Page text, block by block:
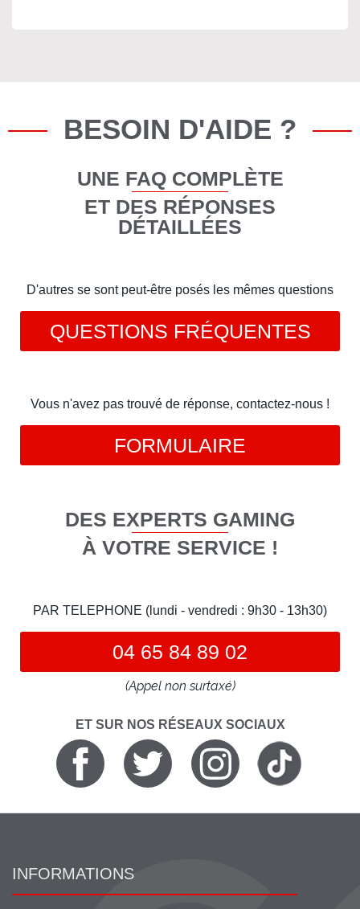
BESOIN D'AIDE ?
UNE FAQ COMPLÈTE
ET DES RÉPONSES
DÉTAILLÉES
D'autres se sont peut-être posés les mêmes questions
QUESTIONS FRÉQUENTES
Vous n'avez pas trouvé de réponse, contactez-nous !
FORMULAIRE
DES EXPERTS GAMING
À VOTRE SERVICE !
PAR TELEPHONE (lundi - vendredi : 9h30 - 13h30)
04 65 84 89 02
(Appel non surtaxé)
ET SUR NOS RÉSEAUX SOCIAUX
INFORMATIONS